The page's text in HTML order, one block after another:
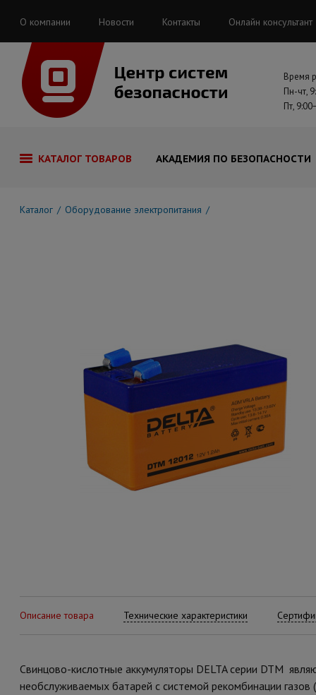
О компании Новости Контакты Онлайн консультант
Время
Пн-чт,
Пт,
КАТАЛОГ ТОВАРОВ АКАДЕМИЯ ПО БЕЗОПАСНОСТИ
Каталог Оборудование электропитания
Описание товара Технические характеристики
Свинцово-кислотные аккумуляторы DELTA серии DTM
необслуживаемых батарей с системой рекомбинации газов